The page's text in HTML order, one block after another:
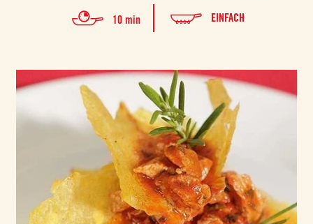
10 min EINFACH